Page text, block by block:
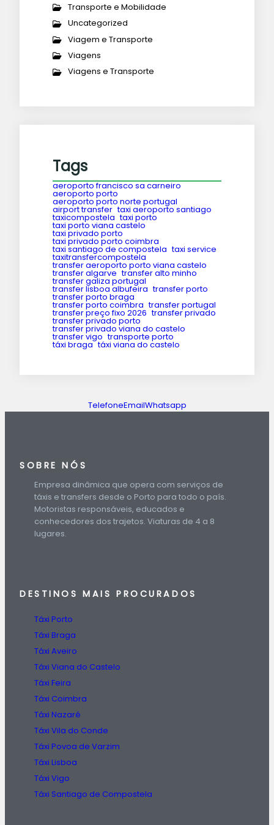
Transporte e Mobilidade
Uncategorized
Viagem e Transporte
Viagens
Viagens e Transporte
Tags
aeroporto francisco sa carneiro
aeroporto porto
aeroporto porto norte portugal
airport transfer taxi aeroporto santiago
taxicompostela taxi porto
taxi porto viana castelo
taxi privado porto
taxi privado porto coimbra
taxi santiago de compostela taxi service
taxitransfercompostela
transfer aeroporto porto viana castelo
transfer algarve transfer alto minho
transfer galiza portugal
transfer lisboa albufeira transfer porto
transfer porto braga
transfer porto coimbra transfer portugal
transfer preço fixo 2026 transfer privado
transfer privado porto
transfer privado viana do castelo
transfer vigo transporte porto
táxi braga táxi viana do castelo
TelefoneEmailWhatsapp
SOBRE NÓS
Empresa dinâmica que opera com serviços de
táxis e transfers desde o Porto para todo o país.
Motoristas responsáveis, educados e
conhecedores dos trajetos. Viaturas de 4 a 8
lugares.
DESTINOS MAIS PROCURADOS
Táxi Porto
Táxi Braga
Táxi Aveiro
Táxi Viana do Castelo
Táxi Feira
Táxi Coimbra
Táxi Nazaré
Táxi Vila do Conde
Táxi Povoa de Varzim
Táxi Lisboa
Táxi Vigo
Táxi Santiago de Compostela